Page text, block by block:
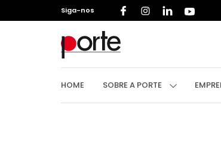
Siga-nos
HOME SOBRE A PORTE